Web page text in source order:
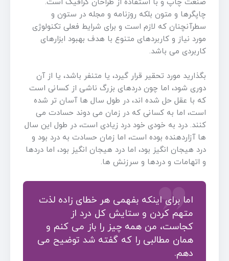
صنعت چاپ و با استفاده از طراحان گرافیک است.
چاپگرها و متون بلکه روزنامه و مجله در ستون و
سطرآنچنان که لازم است و برای شرایط فعلی تکنولوژی
مورد نیاز و کاربردهای متنوع با هدف بهبود ابزارهای
کاربردی می باشد.
بگذارید مورد تحقیر قرار گیرد، یا متنفر باشد، یا از آن
دوری شود، اما چون دردهای بزرگ ناشی از کسانی است
که با عقل حل شده اند، در طول سال ها آسان تر شده
است، اما به کسانی که در زمان می دوند حسادت می
کنند. درد به خودی خود درد زیادی است، در طول این سال
ها آزاردهنده بوده است، اما زمان حسادت به درد بود و
درد هیجان انگیز بود، اما درد هیجان انگیز بود، اما دردها
و اتهامات و دردها و سرزنش ها.
اما برای اینکه بفهمی هر خطای زاده لذت
متهم کردن و ستایش کل درد از
کجاست، من همه چیز را باز می کنم و
همان مطالبی را که گفته شد توضیح می
دهم.